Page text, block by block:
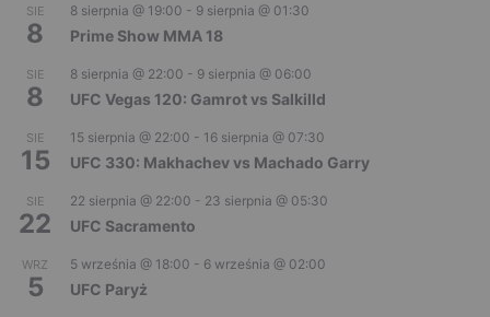
SIE
8
8 sierpnia @ 19:00 - 9 sierpnia @ 01:30
Prime Show MMA 18
SIE
8
8 sierpnia @ 22:00 - 9 sierpnia @ 06:00
UFC Vegas 120: Gamrot vs Salkilld
SIE
15
15 sierpnia @ 22:00 - 16 sierpnia @ 07:30
UFC 330: Makhachev vs Machado Garry
SIE
22
22 sierpnia @ 22:00 - 23 sierpnia @ 05:30
UFC Sacramento
WRZ
5
5 września @ 18:00 - 6 września @ 02:00
UFC Paryż